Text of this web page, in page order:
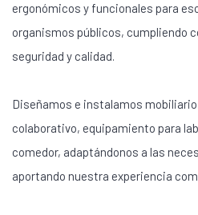
ergonómicos y funcionales para
organismos públicos, cumpliendo
seguridad y calidad.
Diseñamos e instalamos
colaborativo, equipamiento para
comedor, adaptándonos a las
aportando nuestra experiencia